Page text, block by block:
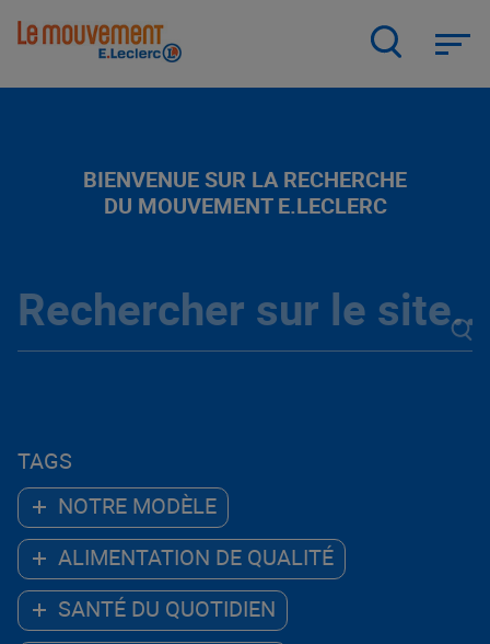
BIENVENUE SUR LA RECHERCHE
DU MOUVEMENT E.LECLERC
TAGS
NOTRE MODÈLE
ALIMENTATION DE QUALITÉ
SANTÉ DU QUOTIDIEN